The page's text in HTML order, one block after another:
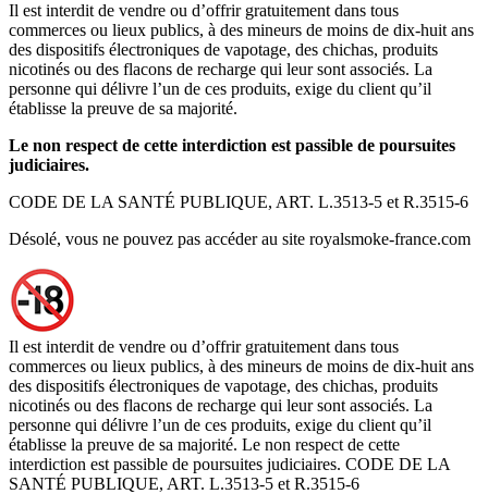
Il est interdit de vendre ou d’offrir gratuitement dans tous
commerces ou lieux publics, à des mineurs de moins de dix-huit ans
des dispositifs électroniques de vapotage, des chichas, produits
nicotinés ou des flacons de recharge qui leur sont associés. La
personne qui délivre l’un de ces produits, exige du client qu’il
établisse la preuve de sa majorité.
Le non respect de cette interdiction est passible de poursuites
judiciaires.
CODE DE LA SANTÉ PUBLIQUE, ART. L.3513-5 et R.3515-6
Désolé, vous ne pouvez pas accéder au site royalsmoke-france.com
Il est interdit de vendre ou d’offrir gratuitement dans tous
commerces ou lieux publics, à des mineurs de moins de dix-huit ans
des dispositifs électroniques de vapotage, des chichas, produits
nicotinés ou des flacons de recharge qui leur sont associés. La
personne qui délivre l’un de ces produits, exige du client qu’il
établisse la preuve de sa majorité. Le non respect de cette
interdiction est passible de poursuites judiciaires. CODE DE LA
SANTÉ PUBLIQUE, ART. L.3513-5 et R.3515-6